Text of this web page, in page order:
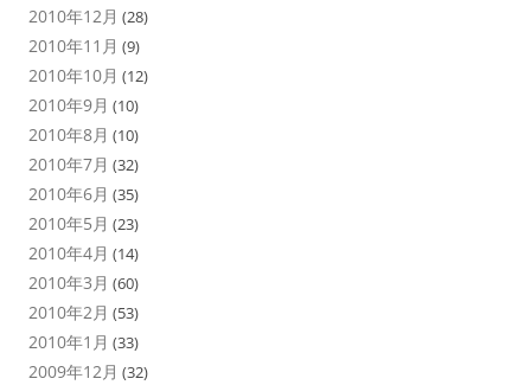
2010年12月 (28)
2010年11月 (9)
2010年10月 (12)
2010年9月 (10)
2010年8月 (10)
2010年7月 (32)
2010年6月 (35)
2010年5月 (23)
2010年4月 (14)
2010年3月 (60)
2010年2月 (53)
2010年1月 (33)
2009年12月 (32)